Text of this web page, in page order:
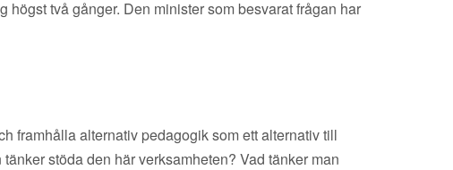
högst två gånger. Den minister som besvarat frågan har
framhålla alternativ pedagogik som ett alternativ till
stöda den här verksamheten? Vad tänker man